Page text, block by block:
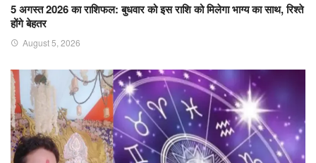
5 अगस्त 2026 का राशिफल: बुधवार को इस राशि को मिलेगा भाग्य का साथ, रिश्ते
होंगे बेहतर
August 5, 2026